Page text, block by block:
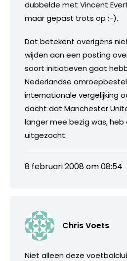
dubbelde met Vincent
maar gepast trots op ;-).
Dat betekent overigens
wijden aan een posting
soort initiatieven gaat
Nederlandse
internationale vergelijking
dacht dat Manchester
langer mee bezig was,
uitgezocht.
8 februari 2008 om 08:54
Chris Voets
Niet alleen deze